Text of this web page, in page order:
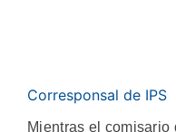
Corresponsal de IPS
Mientras el